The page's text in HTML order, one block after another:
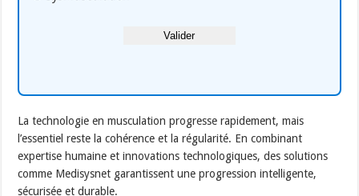
Valider
La technologie en musculation progresse rapidement, mais
l’essentiel reste la cohérence et la régularité. En combinant
expertise humaine et innovations technologiques, des solutions
comme Medisysnet garantissent une progression intelligente,
sécurisée et durable.